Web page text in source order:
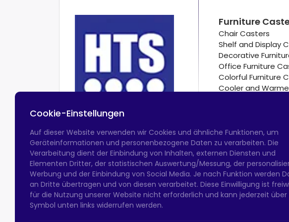
Furniture
Chair Casters
Shelf and Display
Decorative
Office Furniture
Colorful Furniture
Cooler and
Hotel Equipment
Uzunçayır
Cookie-Einstellungen
Auf dieser Website verwenden wir Cookies und ähnliche Funktionen, um
Geräteinformationen und personenbezogene Daten zu verarbeiten. Die
Verarbeitung dient der Einbindung von Inhalten, externen Diensten und
Elementen Dritter, der statistischen Auswertung/Messung, der
Werbung und der Einbindung von Social Media. Je nach Funktion werden
an Dritte übertragen und von diesen verarbeitet. Diese Einwilligung ist
für die Nutzung unserer Website nicht erforderlich und kann jederzeit über
Symbol unten links widerrufen werden.